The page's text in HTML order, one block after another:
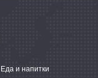
Еда и напитки